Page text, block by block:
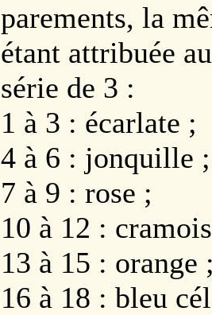
parements, la
étant attribuée
série de 3 :
1 à 3 : écarlate ;
4 à 6 : jonquille ;
7 à 9 : rose ;
10 à 12 :
13 à 15 : orange
16 à 18 : bleu